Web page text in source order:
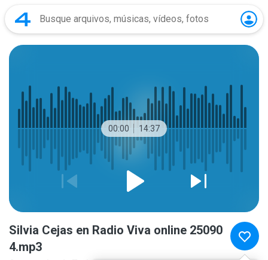
00:00 14:37
Silvia Cejas en Radio Viva online 25090
4.mp3